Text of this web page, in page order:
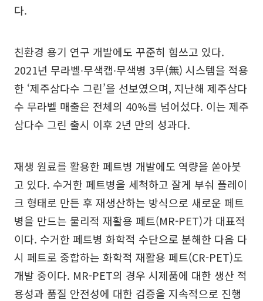
다.
친환경 용기 연구 개발에도 꾸준히 힘쓰고 있다.
2021년 무라벨∙무색캡∙무색병 3무(無) 시스템을 적용
한 ‘제주삼다수 그린’을 선보였으며, 지난해 제주삼다
수 무라벨 매출은 전체의 40%를 넘어섰다. 이는 제주
삼다수 그린 출시 이후 2년 만의 성과다.
재생 원료를 활용한 페트병 개발에도 역량을 쏟아붓
고 있다. 수거한 페트병을 세척하고 잘게 부숴 플레이
크 형태로 만든 후 재생산하는 방식으로 새로운 페트
병을 만드는 물리적 재활용 페트(MR-PET)가 대표적
이다. 수거한 페트병 화학적 수단으로 분해한 다음 다
시 페트로 중합하는 화학적 재활용 페트(CR-PET)도
개발 중이다. MR-PET의 경우 시제품에 대한 생산 적
용성과 품질 안전성에 대한 검증을 지속적으로 진행